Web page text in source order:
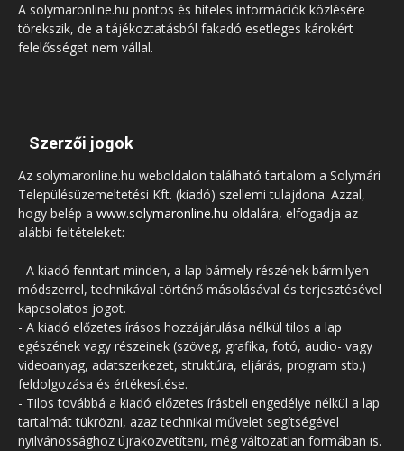
A solymaronline.hu pontos és hiteles információk közlésére
törekszik, de a tájékoztatásból fakadó esetleges károkért
felelősséget nem vállal.
Szerzői jogok
Az solymaronline.hu weboldalon található tartalom a Solymári
Településüzemeltetési Kft. (kiadó) szellemi tulajdona. Azzal,
hogy belép a www.solymaronline.hu oldalára, elfogadja az
alábbi feltételeket:
- A kiadó fenntart minden, a lap bármely részének bármilyen
módszerrel, technikával történő másolásával és terjesztésével
kapcsolatos jogot.
- A kiadó előzetes írásos hozzájárulása nélkül tilos a lap
egészének vagy részeinek (szöveg, grafika, fotó, audio- vagy
videoanyag, adatszerkezet, struktúra, eljárás, program stb.)
feldolgozása és értékesítése.
- Tilos továbbá a kiadó előzetes írásbeli engedélye nélkül a lap
tartalmát tükrözni, azaz technikai művelet segítségével
nyilvánossághoz újraközvetíteni, még változatlan formában is.